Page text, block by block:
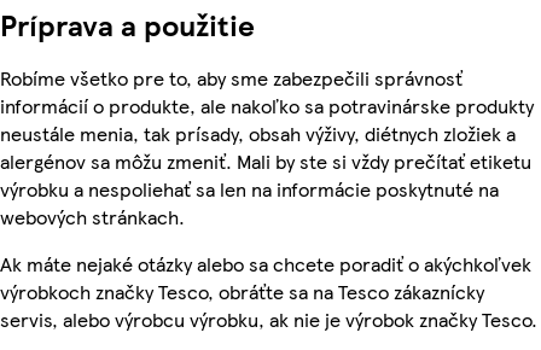
Príprava a použitie
Robíme všetko pre to, aby sme zabezpečili správnosť
informácií o produkte, ale nakoľko sa potravinárske produkty
neustále menia, tak prísady, obsah výživy, diétnych zložiek a
alergénov sa môžu zmeniť. Mali by ste si vždy prečítať etiketu
výrobku a nespoliehať sa len na informácie poskytnuté na
webových stránkach.
Ak máte nejaké otázky alebo sa chcete poradiť o akýchkoľvek
výrobkoch značky Tesco, obráťte sa na Tesco zákaznícky
servis, alebo výrobcu výrobku, ak nie je výrobok značky Tesco.